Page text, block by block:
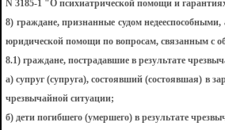
N 3185-1 "О психиатрической помощи и
8) граждане, признанные судом
юридической помощи по вопросам, связанным с
8.1) граждане, пострадавшие в результате
а) супруг (супруга), состоявший (состоявшая) в
чрезвычайной ситуации;
б) дети погибшего (умершего) в результате